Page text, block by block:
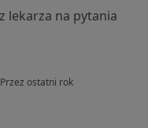
lekarza na pytania
ostatni rok